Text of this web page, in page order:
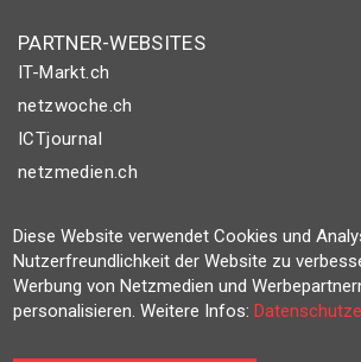
PARTNER-WEBSITES
IT-Markt.ch
netzwoche.ch
ICTjournal
netzmedien.ch
© NETZMEDIEN AG 2026
Impressum
AGB
Nutzungsbestimmungen
Datenschutzerklärung
Diese Website verwendet Cookies und
Nutzerfreundlichkeit der Website zu
Werbung von Netzmedien und
personalisieren. Weitere Infos: